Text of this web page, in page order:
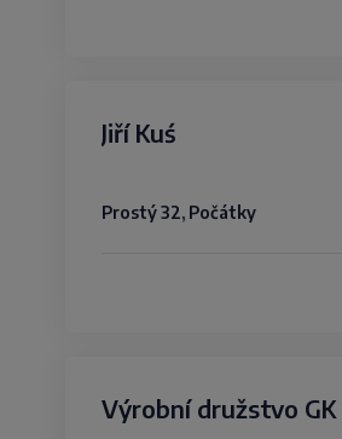
Jiří Kuś
Prostý 32, Počátky
Výrobní družstvo GK